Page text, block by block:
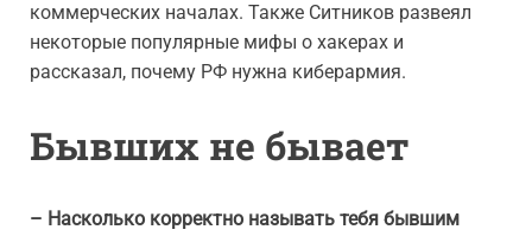
коммерческих началах. Также Ситников развеял
некоторые популярные мифы о хакерах и
рассказал, почему РФ нужна киберармия.
Бывших не бывает
– Насколько корректно называть тебя бывшим